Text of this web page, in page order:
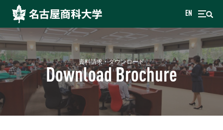
EN
資料請求・ダウンロード
Download Brochure